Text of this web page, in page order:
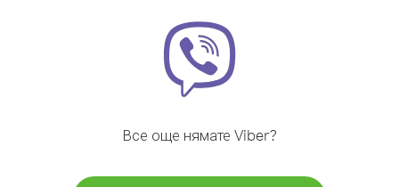
Все още нямате Viber?